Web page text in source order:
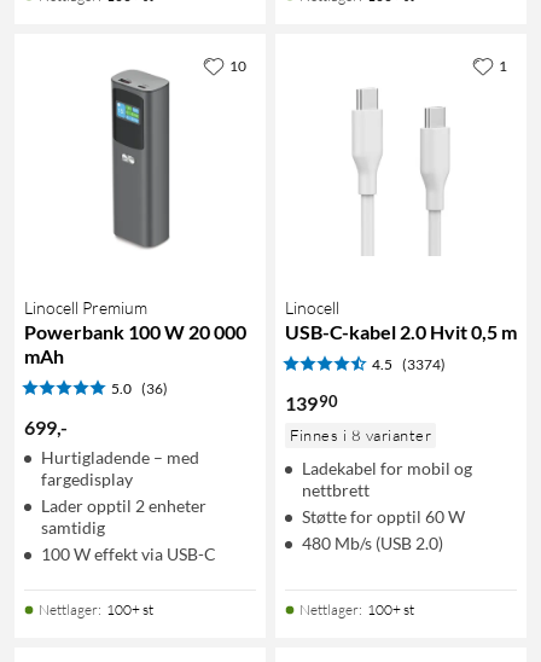
Linocell Premium
Powerbank 100 W 20 000
mAh
5.0 (36)
699,-
Hurtigladende – med
fargedisplay
Lader opptil 2 enheter
samtidig
100 W effekt via USB-C
Nettlager: 100+ st
10
Linocell
USB-C-kabel 2.0 Hvit 0,5 m
4.5 (3374)
13990
Finnes i 8 varianter
Ladekabel for mobil og
nettbrett
Støtte for opptil 60 W
480 Mb/s (USB 2.0)
Nettlager: 100+ st
1